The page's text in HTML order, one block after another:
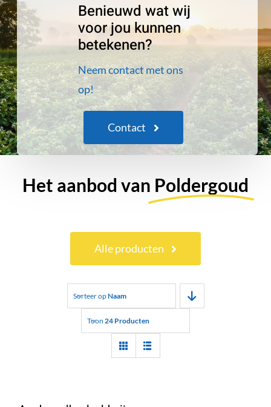
Benieuwd wat wij
voor jou kunnen
betekenen?
Neem contact met ons
op!
Contact
Het aanbod van Poldergoud
Alle producten
Sorteer opNaam
Toon 24 Producten